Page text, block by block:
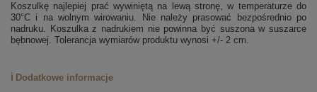
Koszulkę najlepiej prać wywiniętą na lewą stronę, w temperaturze do
30°C i na wolnym wirowaniu. Nie należy prasować bezpośrednio po
nadruku. Koszulka z nadrukiem nie powinna być suszona w suszarce
bębnowej. Tolerancja wymiarów produktu wynosi +/- 2 cm.
ℹ️ Dodatkowe informacje